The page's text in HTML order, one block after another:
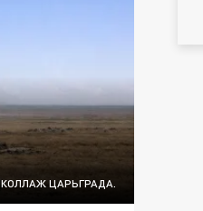
КОЛЛАЖ ЦАРЬГРАДА.